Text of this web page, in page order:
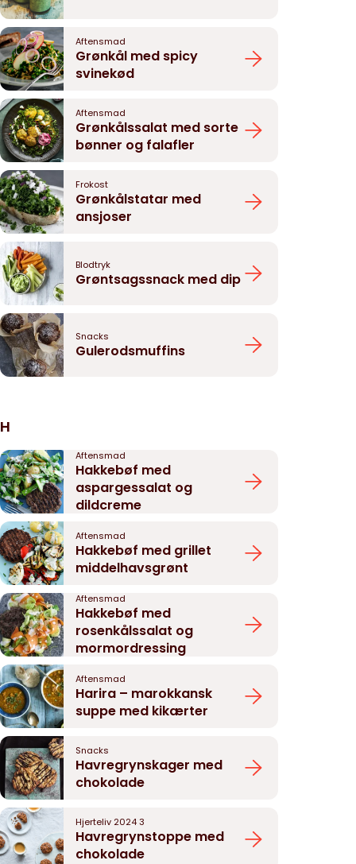
Aftensmad
Grønkål med spicy
svinekød
Aftensmad
Grønkålssalat med sorte
bønner og falafler
Frokost
Grønkålstatar med
ansjoser
Blodtryk
Grøntsagssnack med dip
Snacks
Gulerodsmuffins
H
Aftensmad
Hakkebøf med
aspargessalat og
dildcreme
Aftensmad
Hakkebøf med grillet
middelhavsgrønt
Aftensmad
Hakkebøf med
rosenkålssalat og
mormordressing
Aftensmad
Harira – marokkansk
suppe med kikærter
Snacks
Havregrynskager med
chokolade
Hjerteliv 2024 3
Havregrynstoppe med
chokolade